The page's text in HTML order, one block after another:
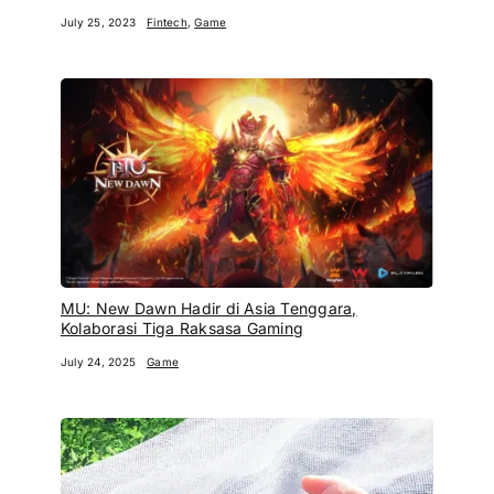
July 25, 2023 Fintech,Game
MU: New Dawn Hadir di Asia Tenggara,
Kolaborasi Tiga Raksasa Gaming
July 24, 2025 Game